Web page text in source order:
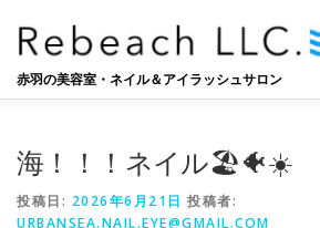
ツ
赤羽の美容室・ネイル＆アイラッシュサロン
海！！！ネイル🏖🐠☀️
投稿日: 2026年6月21日 投稿者:
URBANSEA.NAIL.EYE@GMAIL.COM